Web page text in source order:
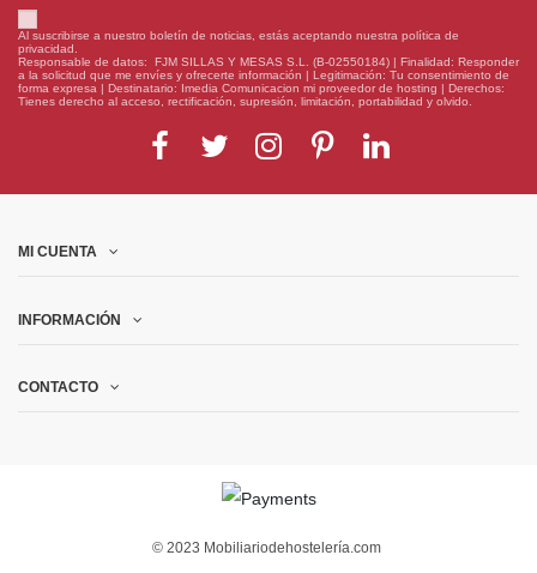
Al suscribirse a nuestro boletín de noticias, estás aceptando nuestra política de
privacidad.
Responsable de datos: FJM SILLAS Y MESAS S.L. (B-02550184) | Finalidad: Responder
a la solicitud que me envíes y ofrecerte información | Legitimación: Tu consentimiento de
forma expresa | Destinatario: Imedia Comunicacion mi proveedor de hosting | Derechos:
Tienes derecho al acceso, rectificación, supresión, limitación, portabilidad y olvido.
MI CUENTA
INFORMACIÓN
CONTACTO
© 2023 Mobiliariodehostelería.com